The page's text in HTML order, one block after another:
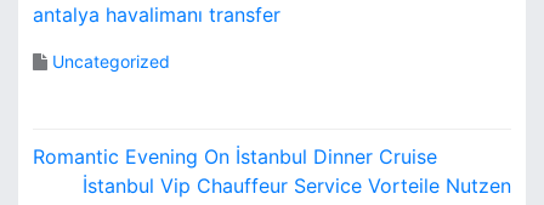
antalya havalimanı transfer
Uncategorized
Y
Romantic Evening On İstanbul Dinner Cruise
İstanbul Vip Chauffeur Service Vorteile Nutzen